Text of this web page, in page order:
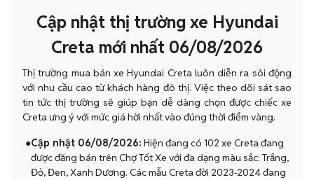
Cập nhật thị trường xe Hyundai
Creta mới nhất 06/08/2026
Thị trường mua bán xe Hyundai Creta luôn diễn ra sôi động
với nhu cầu cao từ khách hàng đô thị. Việc theo dõi sát sao
tin tức thị trường sẽ giúp bạn dễ dàng chọn được chiếc xe
Creta ưng ý với mức giá hời nhất vào đúng thời điểm vàng.
●Cập nhật 06/08/2026: Hiện đang có 102 xe Creta đang
được đăng bán trên Chợ Tốt Xe với đa dạng màu sắc: Trắng,
Đỏ, Đen, Xanh Dương. Các mẫu Creta đời 2023-2024 đang